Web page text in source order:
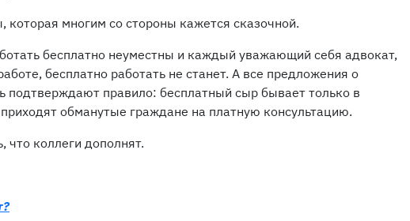
которая многим со стороны кажется сказочной.
бесплатно неуместны и каждый уважающий себя адвокат,
бесплатно работать не станет. А все предложения о
подтверждают правило: бесплатный сыр бывает только в
обманутые граждане на платную консультацию.
что коллеги дополнят.